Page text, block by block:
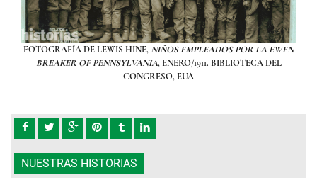
FOTOGRAFÍA DE LEWIS HINE,NIÑOS EMPLEADOS POR LA EWEN
BREAKER OF PENNSYLVANIA, ENERO/1911. BIBLIOTECA DEL
CONGRESO, EUA
NUESTRAS HISTORIAS